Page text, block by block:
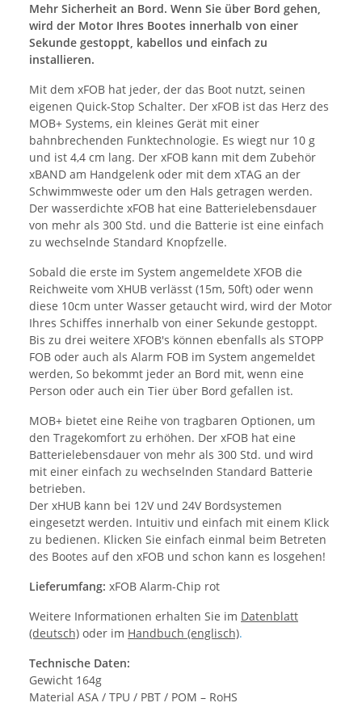
Mehr Sicherheit an Bord. Wenn Sie über Bord gehen,
wird der Motor Ihres Bootes innerhalb von einer
Sekunde gestoppt, kabellos und einfach zu
installieren.
Mit dem xFOB hat jeder, der das Boot nutzt, seinen
eigenen Quick-Stop Schalter. Der xFOB ist das Herz des
MOB+ Systems, ein kleines Gerät mit einer
bahnbrechenden Funktechnologie. Es wiegt nur 10 g
und ist 4,4 cm lang. Der xFOB kann mit dem Zubehör
xBAND am Handgelenk oder mit dem xTAG an der
Schwimmweste oder um den Hals getragen werden.
Der wasserdichte xFOB hat eine Batterielebensdauer
von mehr als 300 Std. und die Batterie ist eine einfach
zu wechselnde Standard Knopfzelle.
Sobald die erste im System angemeldete XFOB die
Reichweite vom XHUB verlässt (15m, 50ft) oder wenn
diese 10cm unter Wasser getaucht wird, wird der Motor
Ihres Schiffes innerhalb von einer Sekunde gestoppt.
Bis zu drei weitere XFOB's können ebenfalls als STOPP
FOB oder auch als Alarm FOB im System angemeldet
werden, So bekommt jeder an Bord mit, wenn eine
Person oder auch ein Tier über Bord gefallen ist.
MOB+ bietet eine Reihe von tragbaren Optionen, um
den Tragekomfort zu erhöhen. Der xFOB hat eine
Batterielebensdauer von mehr als 300 Std. und wird
mit einer einfach zu wechselnden Standard Batterie
betrieben.
Der xHUB kann bei 12V und 24V Bordsystemen
eingesetzt werden. Intuitiv und einfach mit einem Klick
zu bedienen. Klicken Sie einfach einmal beim Betreten
des Bootes auf den xFOB und schon kann es losgehen!
Lieferumfang: xFOB Alarm-Chip rot
Weitere Informationen erhalten Sie im Datenblatt
(deutsch) oder im Handbuch (englisch).
Technische Daten:
Gewicht 164g
Material ASA / TPU / PBT / POM – RoHS